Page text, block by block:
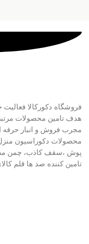
هدف تامین محصولات مرتبط
مجرب فروش و انبار حرفه
محصولات دکوراسیون
پوش ،سقف کاذب، چمن
تامین کننده صد ها قلم